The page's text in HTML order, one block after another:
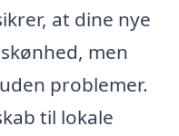
at dine nye
men
problemer.
til lokale